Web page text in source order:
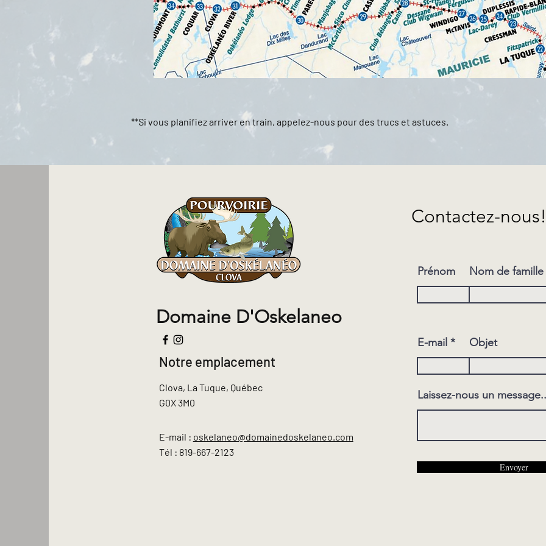
**Si vous planifiez arriver en train, appelez-nous pour des trucs et astuces.
Domaine D'Oskelaneo
Notre emplacement
Clova, La Tuque, Québec
G0X 3M0
E-mail : oskelaneo@domainedoskelaneo.com
Tél : 819-667-2123
Contactez-nous!
Prénom Nom de famille
E-mail Objet
Laissez-nous un
Envoyer